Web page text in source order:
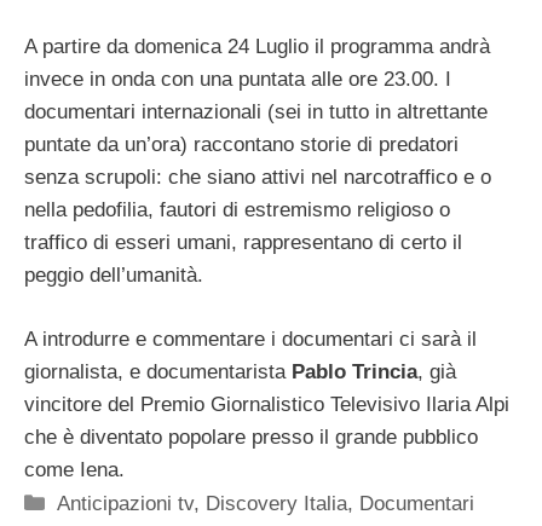
A partire da domenica 24 Luglio il programma andrà
invece in onda con una puntata alle ore 23.00.
documentari internazionali (sei in tutto in altrettante
puntate da un’ora) raccontano storie di predatori
senza scrupoli: che siano attivi nel narcotraffico e o
nella pedofilia, fautori di estremismo religioso o
traffico di esseri umani, rappresentano di certo il
peggio dell’umanità.
A introdurre e commentare i documentari ci sarà il
giornalista, e documentarista Pablo Trincia, già
vincitore del Premio Giornalistico Televisivo Ilaria Alpi
che è diventato popolare presso il grande pubblico
come Iena.
Categorie
Anticipazioni tv, Discovery Italia, Documentari